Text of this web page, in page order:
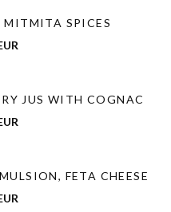
MITMITA SPICES
JUS WITH COGNAC
FETA CHEESE